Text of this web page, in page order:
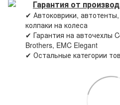
Гарантия от
✔ Автоковрики,
колпаки на колеса
✔ Гарантия на авточехлы
Brothers, EMC Elegant
✔ Остальные категории